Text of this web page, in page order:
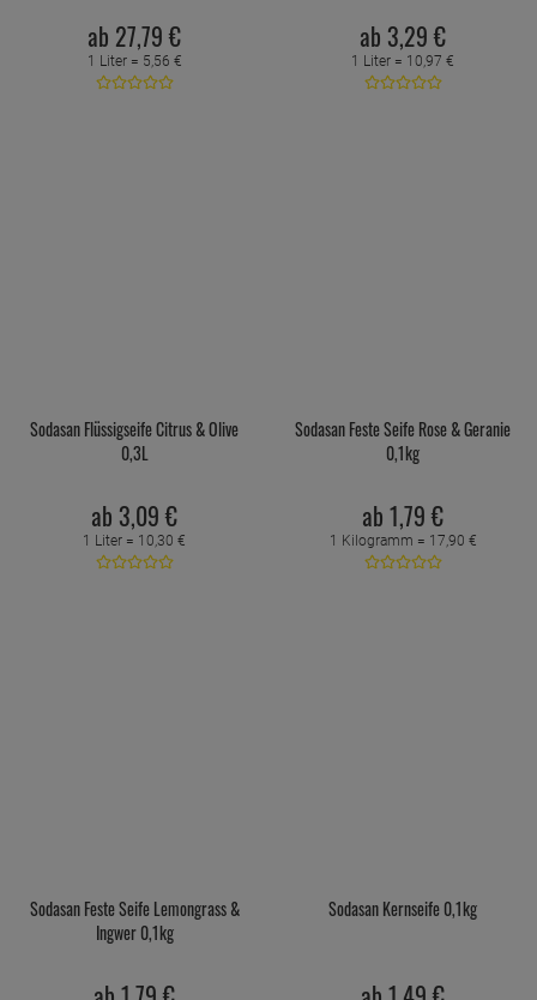
ab 27,79 €
1 Liter = 5,56 €
ab 3,29 €
1 Liter = 10,97 €
Sodasan Flüssigseife Citrus & Olive
0,3L
ab 3,09 €
1 Liter = 10,30 €
Sodasan Feste Seife Rose & Geranie
0,1kg
ab 1,79 €
1 Kilogramm = 17,90 €
Sodasan Feste Seife Lemongrass &
Ingwer 0,1kg
Sodasan Kernseife 0,1kg